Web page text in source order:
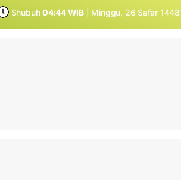
Shubuh 04:44 WIB | Minggu, 26 Safar 1448